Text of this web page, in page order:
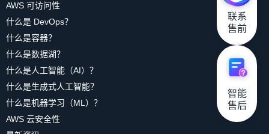
AWS 可访问性
什么是 DevOps？
什么是容器？
什么是数据湖？
什么是人工智能（AI）？
什么是生成式人工智能？
什么是机器学习（ML）？
AWS 云安全性
联系
售前
智能
售后